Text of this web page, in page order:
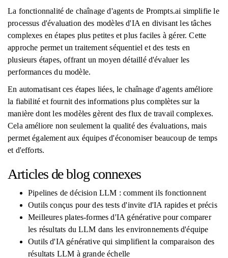
La fonctionnalité de chaînage d'agents de Prompts.ai simplifie le
processus d'évaluation des modèles d'IA en divisant les tâches
complexes en étapes plus petites et plus faciles à gérer. Cette
approche permet un traitement séquentiel et des tests en
plusieurs étapes, offrant un moyen détaillé d'évaluer les
performances du modèle.
En automatisant ces étapes liées, le chaînage d'agents améliore
la fiabilité et fournit des informations plus complètes sur la
manière dont les modèles gèrent des flux de travail complexes.
Cela améliore non seulement la qualité des évaluations, mais
permet également aux équipes d'économiser beaucoup de temps
et d'efforts.
Articles de blog connexes
Pipelines de décision LLM : comment ils fonctionnent
Outils conçus pour des tests d'invite d'IA rapides et précis
Meilleures plates-formes d'IA générative pour comparer
les résultats du LLM dans les environnements d'équipe
Outils d'IA générative qui simplifient la comparaison des
résultats LLM à grande échelle